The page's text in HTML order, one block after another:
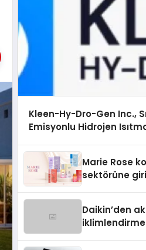
Kleen-Hy-Dro-Gen Inc.,
Emisyonlu Hidrojen
Onaylarını Aldı
Marie Rose
sektörüne
Daikin’den